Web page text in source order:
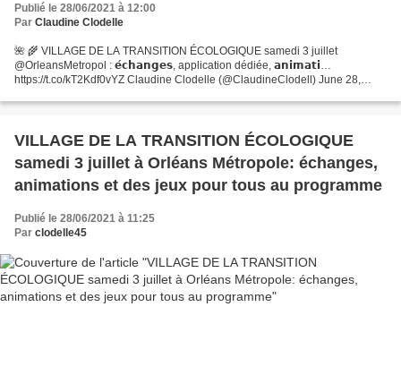
Publié le 28/06/2021 à 12:00
Par Claudine Clodelle
🌺 🌾 VILLAGE DE LA TRANSITION ÉCOLOGIQUE samedi 3 juillet
@OrleansMetropol : 𝗲́𝗰𝗵𝗮𝗻𝗴𝗲𝘀, application dédiée, 𝗮𝗻𝗶𝗺𝗮𝘁𝗶…
https://t.co/kT2Kdf0vYZ Claudine Clodelle (@ClaudineClodell) June 28,
VILLAGE DE LA TRANSITION ÉCOLOGIQUE
samedi 3 juillet à Orléans Métropole: échanges,
animations et des jeux pour tous au programme
Publié le 28/06/2021 à 11:25
Par clodelle45